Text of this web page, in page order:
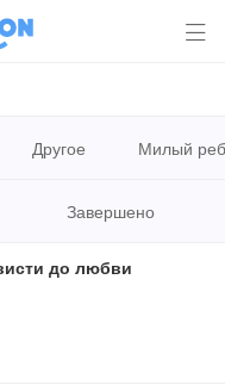

Другое Милый
Завершено
до любви